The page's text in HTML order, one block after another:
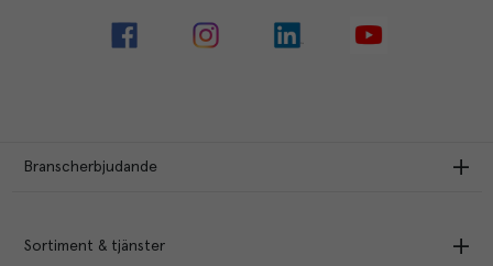
Branscherbjudande
Sortiment & tjänster